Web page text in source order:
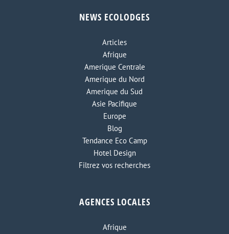
NEWS ECOLODGES
Articles
Afrique
Amerique Centrale
Amerique du Nord
Amerique du Sud
Asie Pacifique
Europe
Blog
Tendance Eco Camp
Hotel Design
Filtrez vos recherches
AGENCES LOCALES
Afrique